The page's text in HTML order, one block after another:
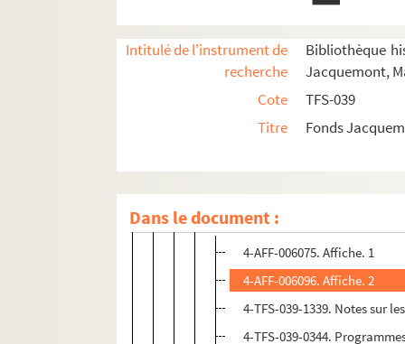
Intitulé de l'instrument de
recherche
Bibliothèque
Jacquemont,
Cote
TFS-039
Titre
Fonds
Dans le document :
Metteur en scène
Directeur de théâtre, de festivals, de
Studio des Champs-Elysées
4-TFS-039-1683. Histoire du Studio
Danses de l'Inde : Kumari
4-AFF-006075. Affiche. 1
4-AFF-006096. Affiche. 2
4-TFS-039-1339. Notes sur
4-TFS-039-0344.